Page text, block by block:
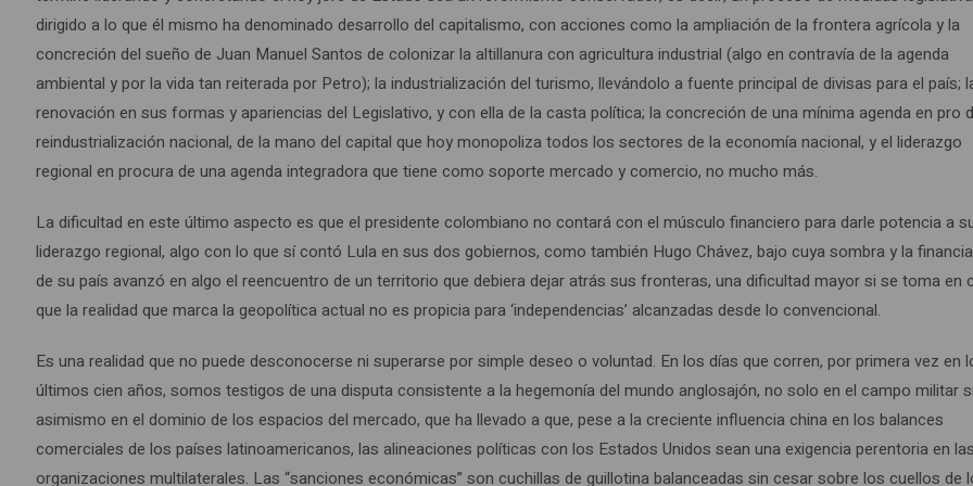
dirigido a lo que él mismo ha denominado desarrollo del capitalismo, con acciones como la ampliación de la frontera agrícola y la
concreción del sueño de Juan Manuel Santos de colonizar la altillanura con agricultura industrial (algo en contravía de la agenda
ambiental y por la vida tan reiterada por Petro); la industrialización del turismo, llevándolo a fuente principal de divisas para el país;
renovación en sus formas y apariencias del Legislativo, y con ella de la casta política; la concreción de una mínima agenda en pro
reindustrialización nacional, de la mano del capital que hoy monopoliza todos los sectores de la economía nacional, y el liderazgo
regional en procura de una agenda integradora que tiene como soporte mercado y comercio, no mucho más.
La dificultad en este último aspecto es que el presidente colombiano no contará con el músculo financiero para darle potencia a
liderazgo regional, algo con lo que sí contó Lula en sus dos gobiernos, como también Hugo Chávez, bajo cuya sombra y la
de su país avanzó en algo el reencuentro de un territorio que debiera dejar atrás sus fronteras, una dificultad mayor si se toma en
que la realidad que marca la geopolítica actual no es propicia para ‘independencias’ alcanzadas desde lo convencional.
Es una realidad que no puede desconocerse ni superarse por simple deseo o voluntad. En los días que corren, por primera vez en
últimos cien años, somos testigos de una disputa consistente a la hegemonía del mundo anglosajón, no solo en el campo militar
asimismo en el dominio de los espacios del mercado, que ha llevado a que, pese a la creciente influencia china en los balances
comerciales de los países latinoamericanos, las alineaciones políticas con los Estados Unidos sean una exigencia perentoria en las
organizaciones multilaterales. Las “sanciones económicas” son cuchillas de guillotina balanceadas sin cesar sobre los cuellos de